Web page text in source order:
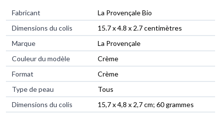
Fabricant
‎La Provençale Bio
Dimensions du colis
‎15.7 x 4.8 x 2.7 centimètres
Marque
‎La Provençale
Couleur du modèle
‎Crème
Format
‎Crème
Type de peau
‎Tous
Dimensions du colis
‎15,7 x 4,8 x 2,7 cm; 60 grammes